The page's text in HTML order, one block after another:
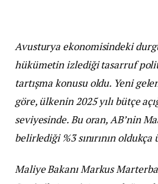
Avusturya ekonomisindeki
hükümetin izlediği tasarruf
tartışma konusu oldu. Yeni
göre, ülkenin 2025 yılı bütçe
seviyesinde. Bu oran, AB’nin
belirlediği %3 sınırının oldukça
Maliye Bakanı Markus